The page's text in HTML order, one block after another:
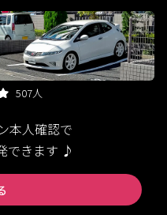
507人
本人確認で
できます ♪